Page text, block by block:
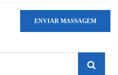
ENVIAR MASSAGEM